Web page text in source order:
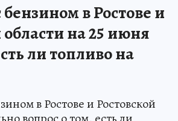
в Ростове и
области на 25 июня
ли топливо на
в Ростове и Ростовской